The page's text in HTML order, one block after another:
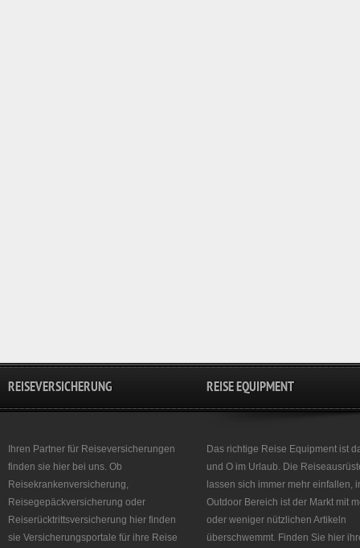
REISEVERSICHERUNG
Ihren Partner für Reiseversicherungen
finden sie hier bei uns. Ob
Reisekrankenversicherung,
Reisegepäckversicherung oder
Reiserücktrittsversicherung hier finden
sie Versicherungsportale für ihre Reise
REISE EQUIPMENT
Das richtige Reise Equipment ist
und O im Urlaub. Die
lassen sich immer mehr einfallen,
Outdoor Bereich ist der Markt mit
oder weniger nützlichen Artikeln
überschwemmt. Finden Sie hier